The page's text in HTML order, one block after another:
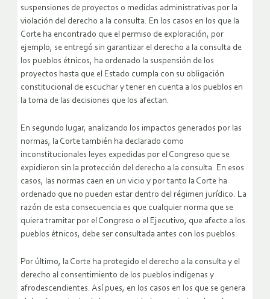
suspensiones de proyectos o medidas administrativas por la
violación del derecho a la consulta. En los casos en los que la
Corte ha encontrado que el permiso de exploración, por
ejemplo, se entregó sin garantizar el derecho a la consulta de
los pueblos étnicos, ha ordenado la suspensión de los
proyectos hasta que el Estado cumpla con su obligación
constitucional de escuchar y tener en cuenta a los pueblos en
la toma de las decisiones que los afectan.
En segundo lugar, analizando los impactos generados por las
normas, la Corte también ha declarado como
inconstitucionales leyes expedidas por el Congreso que se
expidieron sin la protección del derecho a la consulta. En esos
casos, las normas caen en un vicio y por tanto la Corte ha
ordenado que no pueden estar dentro del régimen jurídico. La
razón de esta consecuencia es que cualquier norma que se
quiera tramitar por el Congreso o el Ejecutivo, que afecte a los
pueblos étnicos, debe ser consultada antes con los pueblos.
Por último, la Corte ha protegido el derecho a la consulta y el
derecho al consentimiento de los pueblos indígenas y
afrodescendientes. Así pues, en los casos en los que se genera